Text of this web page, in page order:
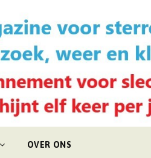
OVER ONS